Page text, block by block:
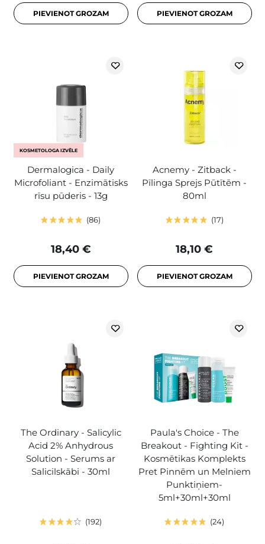
PIEVIENOT GROZAM PIEVIENOT GROZAM
KOSMETOLOGA IZVĒLE
Dermalogica - Daily
Microfoliant - Enzimātisks
rīsu pūderis - 13g
86
18,40 €
PIEVIENOT GROZAM
Acnemy - Zitback -
Pīlinga Sprejs Pūtītēm -
80ml
17
18,10 €
PIEVIENOT GROZAM
The Ordinary - Salicylic
Acid 2% Anhydrous
Solution - Serums ar
Salicilskābi - 30ml
192
Paula's Choice - The
Breakout - Fighting Kit -
Kosmētikas Komplekts
Pret Pinnēm un Melniem
Punktiņiem-
5ml+30ml+30ml
24